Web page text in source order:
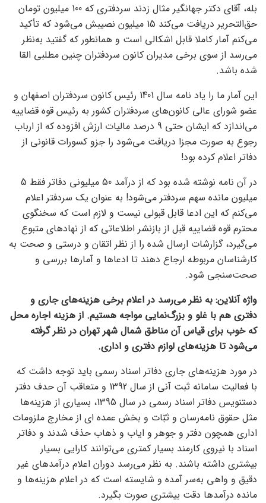
بله، آقای دکتر جهانگیر مثال زدند سردفتری که 100 میلیون تومان
حق‌التحریر دریافت می‌کند 15 میلیون نصیبش می‌شود که تأکید
می‌کنم آمار کاملا قابل اشکالی است و همانطور که گفتید به‌نظر
می‌رسد از سوی برخی مدیران کانون سردفتران چنین مطلبی القا
شده باشد.
این آمار ما را یاد نامه سال 1401 رئیس کانون سردفتران اصفهان و
عضو شورای عالی کانون‌های سردفتران کشور به رئیس قوه قضاییه
می‌اندازد که ایشان حتی 9 درصد مالیات ارزش افزوده که از ارباب
رجوع به صورت مجزا دریافت می‌شود را جزو کسورات قانونی از
دفاتر اعلام کرده بود!
در آن نامه نوشته شده بود که از درآمد 50 میلیونی دفاتر فقط 5
میلیون مانده سهم سردفتر می‌شود! به عنوان یک سردفتر اعلام
می‌کنم که این ادعا قابل قبولی نیست و لازم است که سخنگوی
محترم قوه قضاییه قبل از بازنشر اطلاعاتی که از نهادهای متبوع
می‌گیرد، گزارشات ارسال شده را از نظر اتقان و درستی و صحت به
کارشناسان مربوطه ارجاع دهند تا ادعاها و آمارها بررسی و
صحت‌سنجی شود.
واژه آنلاین: به نظر می‌رسد در اعلام برخی هزینه‌های جاری و
دفتری هم با غلو و بزرگ‌نمایی مواجه هستیم. از هزینه اجاره محل
که خوب برای قیاس آن مناطق شمال شهر تهران در نظر گرفته
می‌شود تا هزینه‌های لوازم دفتری و اداری.
در مورد هزینه‌های جاری دفاتر اسناد رسمی باید توجه داشت که
با فعالیت سامانه ثبت آنی از سال 1392 و متعاقب آن حدف دفتر
دستنویس دفاتر اسناد رسمی در سال 1395، بسیاری از هزینه‌ها
مثل حقوق نامه‌رسان و ثبّات و بخش عمده ای از مخارج ملزومات
اداری همچون دفتر و جوهر و ایاب و ذهاب حذف شدند و دفاتر
اسناد با نیروی کارمند بسیار کمتری می‌توانند کارایی بسیار
بیشتری داشته باشند. به نظر می‌رسد دوران اعلام درآمدهای غیر
دقیق و واهی به‌سر آمده و شایسته است که در اعلام هزینه‌ها و
مانده درآمدها دقت بیشتری صورت بگیرد.